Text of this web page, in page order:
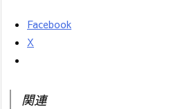
Facebook
X
関連